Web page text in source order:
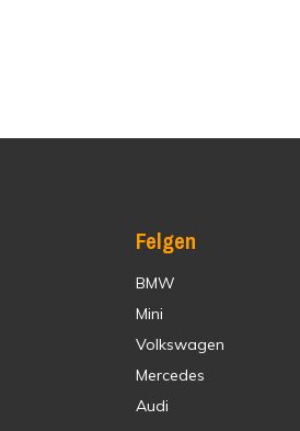
Felgen
BMW
Mini
Volkswagen
Mercedes
Audi